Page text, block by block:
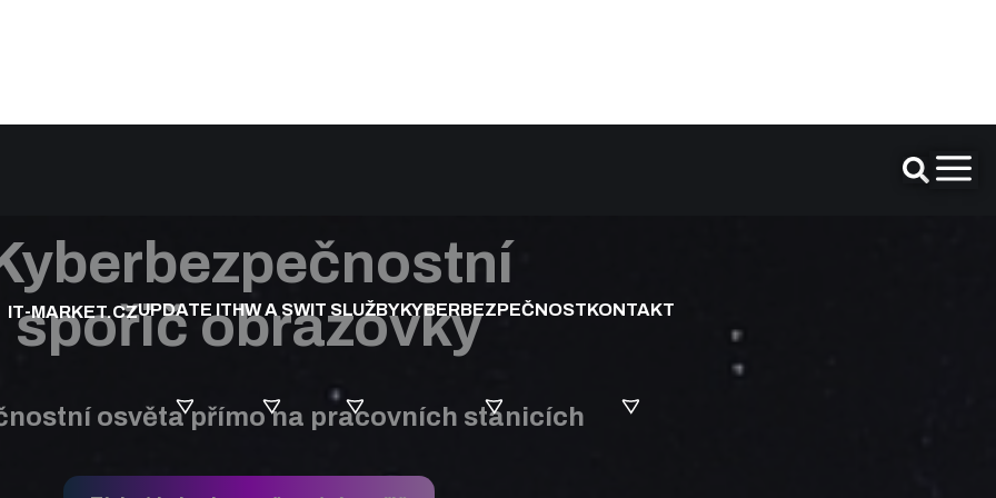
IT-MARKET.CZUPDATE ITHW A SWIT SLUŽBYKYBERBEZPEČNOSTKONTAKT
spořič obrazovky
osvěta přímo na pracovních stanicích